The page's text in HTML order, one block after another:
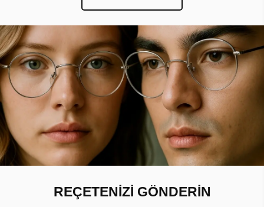
REÇETENİZİ GÖNDERİN